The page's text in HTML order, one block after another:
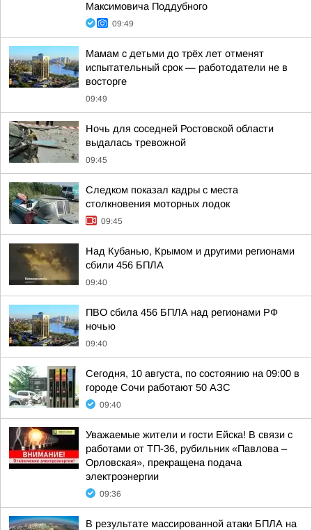
Максимовича Поддубного
09:49
Мамам с детьми до трёх лет отменят
испытательный срок — работодатели не в
восторге
09:49
Ночь для соседней Ростовской области
выдалась тревожной
09:45
Следком показал кадры с места
столкновения моторных лодок
09:45
Над Кубанью, Крымом и другими регионами
сбили 456 БПЛА
09:40
ПВО сбила 456 БПЛА над регионами РФ
ночью
09:40
Сегодня, 10 августа, по состоянию на 09:00 в
городе Сочи работают 50 АЗС
09:40
Уважаемые жители и гости Ейска! В связи c
работами от ТП-36, рубильник «Павлова –
Орловская», прекращена подача
электроэнергии
09:36
В результате массированной атаки БПЛА на